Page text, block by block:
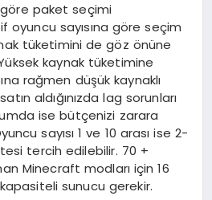
göre paket seçimi
oyuncu sayısına göre seçim
tüketimini de göz önüne
kaynak tüketimine
rağmen düşük kaynaklı
aldığınızda lag sorunları
ise bütçenizi zarara
sayısı 1 ve 10 arası ise 2-
tercih edilebilir. 70 +
Minecraft modları için 16
sunucu gerekir.